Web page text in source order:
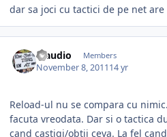
dar sa joci cu tactici de pe net are
Claudio Members
November 8, 201114 yr
Reload-ul nu se compara cu
facuta vreodata. Dar si o tactica
cand castigi/obtii ceva. La fel